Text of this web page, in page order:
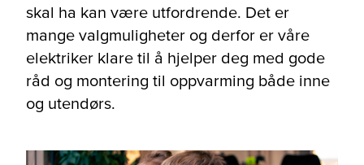
skal ha kan være utfordrende. Det er
mange valgmuligheter og derfor er våre
elektriker klare til å hjelper deg med gode
råd og montering til oppvarming både inne
og utendørs.